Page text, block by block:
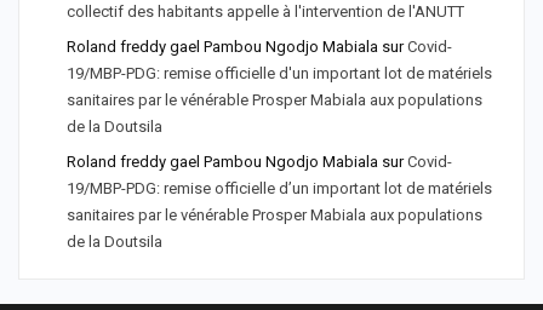
collectif des habitants appelle à l'intervention de l'ANUTT
Roland freddy gael Pambou Ngodjo Mabiala surCovid-
19/MBP-PDG: remise officielle d'un important lot de matériels
sanitaires par le vénérable Prosper Mabiala aux populations
de la Doutsila
Roland freddy gael Pambou Ngodjo Mabiala surCovid-
19/MBP-PDG: remise officielle d’un important lot de matériels
sanitaires par le vénérable Prosper Mabiala aux populations
de la Doutsila